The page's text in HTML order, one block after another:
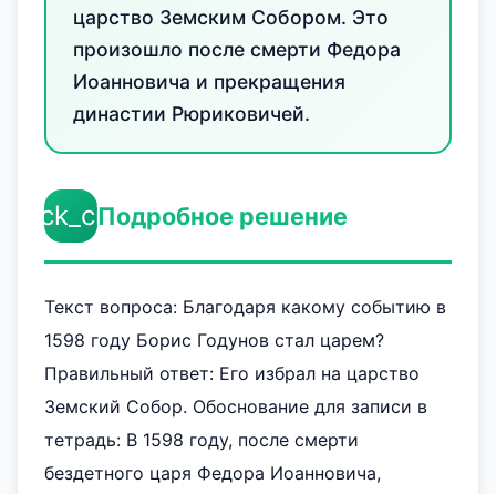
царство Земским Собором. Это
произошло после смерти Федора
Иоанновича и прекращения
династии Рюриковичей.
Подробное решение
Текст вопроса: Благодаря какому событию в
1598 году Борис Годунов стал царем?
Правильный ответ: Его избрал на царство
Земский Собор. Обоснование для записи в
тетрадь: В 1598 году, после смерти
бездетного царя Федора Иоанновича,